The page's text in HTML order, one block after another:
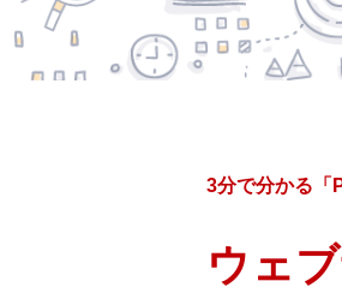
3分で分かる「
ウェ